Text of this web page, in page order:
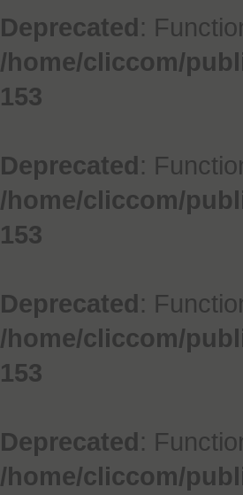
Deprecated:
/home/cliccom/
153
Deprecated:
/home/cliccom/
153
Deprecated:
/home/cliccom/
153
Deprecated:
/home/cliccom/